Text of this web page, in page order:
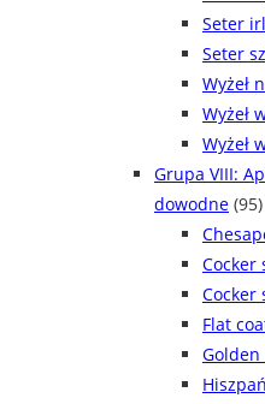
Seter
Seter
Wyżeł
Wyżeł
Wyżeł
Grupa VIII:
dowodne (95)
Cocker
Cocker
Flat